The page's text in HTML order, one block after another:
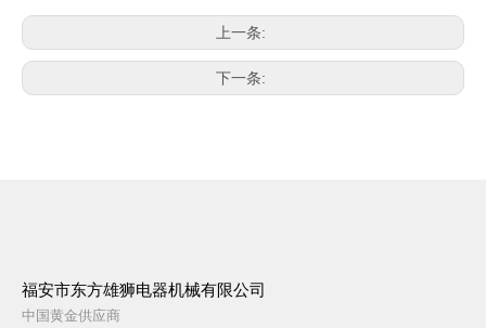
上一条:
下一条:
福安市东方雄狮电器机械有限公司
中国黄金供应商